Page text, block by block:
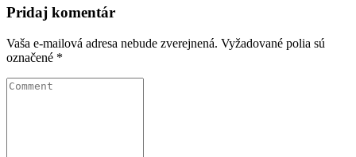
Pridaj komentár
Vaša e-mailová adresa nebude zverejnená. Vyžadované polia sú
označené *